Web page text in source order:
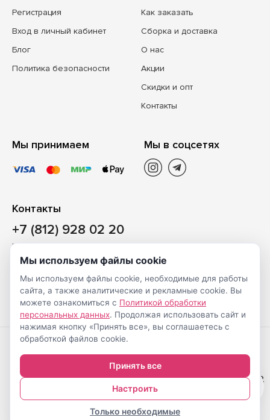
Регистрация
Вход в личный кабинет
Блог
Политика безопасности
Как заказать
Сборка и доставка
О нас
Акции
Скидки и опт
Контакты
Мы принимаем Мы в соцсетях
Контакты
+7 (812) 928 02 20
Наш магазин
Санкт-Петербург, ул. Ворошилова, д. 2, Литер «Р» (БЦ
«Сигнал»), 3 этаж, пом. 2
На карте
Создание
интернет-
магазинов
© Shveimarkt.ru,
2017-2026
Настройка cookie
0
Мы используем файлы cookie
Мы используем файлы cookie, необходимые для работы
сайта, а также аналитические и рекламные cookie. Вы
можете ознакомиться с Политикой обработки
персональных данных. Продолжая использовать сайт и
нажимая кнопку «Принять все», вы соглашаетесь с
обработкой файлов cookie.
Принять все
Настроить
Только необходимые